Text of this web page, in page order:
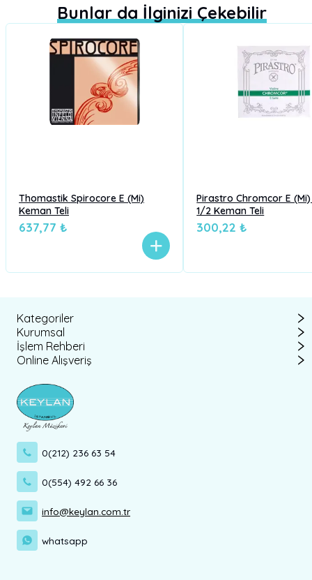
Bunlar da İlginizi Çekebilir
Thomastik Spirocore E (Mi)
Keman Teli
637,77 ₺
Pirastro Chromcor E
1/2 Keman Teli
300,22 ₺
Kategoriler
Kurumsal
İşlem Rehberi
Online Alışveriş
0(212) 236 63 54
0(554) 492 66 36
info@keylan.com.tr
whatsapp